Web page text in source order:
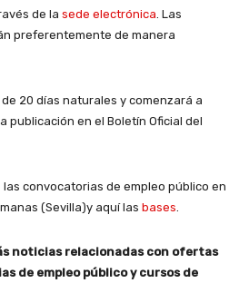
de la sede electrónica . Las
preferentemente de manera
20 días naturales y comenzará a
publicación en el Boletín Oficial del
las convocatorias de empleo público en
(Sevilla)y aquí las bases
noticias relacionadas con ofertas
de empleo público y cursos de